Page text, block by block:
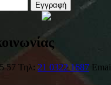
Εγγραφή
57 Τηλ: 21 0322 1687